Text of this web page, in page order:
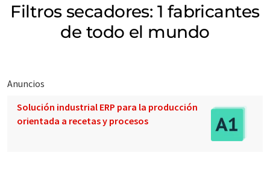
Filtros secadores: 1 fabricantes
de todo el mundo
Anuncios
Solución industrial ERP para la producción
orientada a recetas y procesos